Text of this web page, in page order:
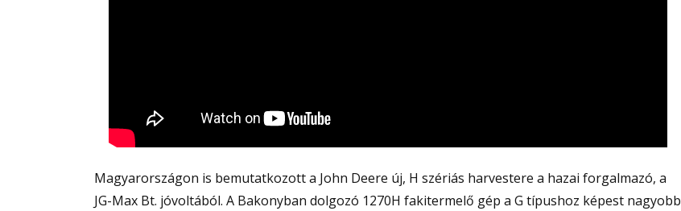
Magyarországon is bemutatkozott a John Deere új, H szériás harvestere a hazai forgalmazó, a
JG-Max Bt. jóvoltából. A Bakonyban dolgozó 1270H fakitermelő gép a G típushoz képest nagyobb